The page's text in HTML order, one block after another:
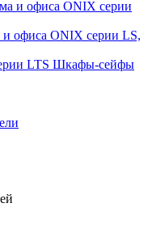
офиса ONIX серии LS,
Шкафы-сейфы